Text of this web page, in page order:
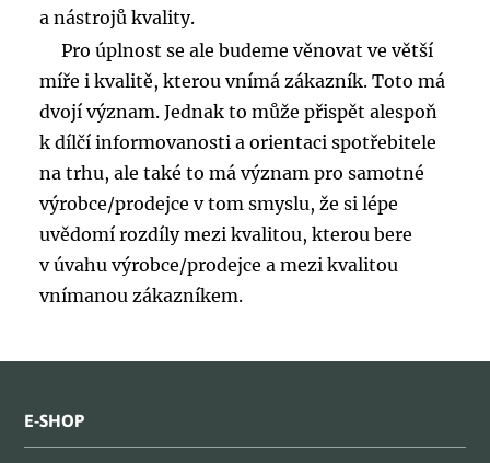
a nástrojů kvality.
Pro úplnost se ale budeme věnovat ve větší
míře i kvalitě, kterou vnímá zákazník. Toto má
dvojí význam. Jednak to může přispět alespoň
k dílčí informovanosti a orientaci spotřebitele
na trhu, ale také to má význam pro samotné
výrobce/prodejce v tom smyslu, že si lépe
uvědomí rozdíly mezi kvalitou, kterou bere
v úvahu výrobce/prodejce a mezi kvalitou
vnímanou zákazníkem.
E-SHOP